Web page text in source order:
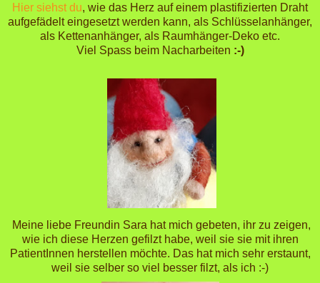
Hier siehst du, wie das Herz auf einem plastifizierten Draht
aufgefädelt eingesetzt werden kann, als Schlüsselanhänger,
als Kettenanhänger, als Raumhänger-Deko etc.
Viel Spass beim Nacharbeiten :-)
Meine liebe Freundin Sara hat mich gebeten, ihr zu zeigen,
wie ich diese Herzen gefilzt habe, weil sie sie mit ihren
PatientInnen herstellen möchte. Das hat mich sehr erstaunt,
weil sie selber so viel besser filzt, als ich :-)